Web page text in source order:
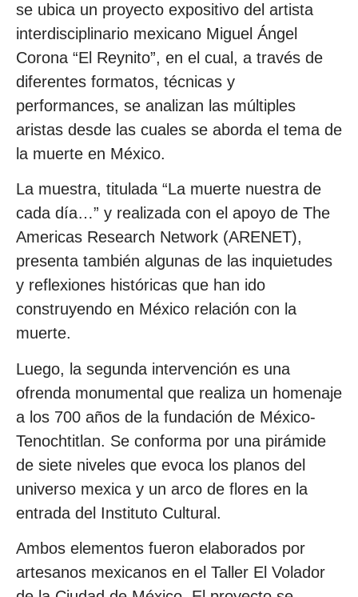
se ubica un proyecto expositivo del artista
interdisciplinario mexicano Miguel Ángel
Corona “El Reynito”, en el cual, a través de
diferentes formatos, técnicas y
performances, se analizan las múltiples
aristas desde las cuales se aborda el tema de
la muerte en México.
La muestra, titulada “La muerte nuestra de
cada día…” y realizada con el apoyo de The
Americas Research Network (ARENET),
presenta también algunas de las inquietudes
y reflexiones históricas que han ido
construyendo en México relación con la
muerte.
Luego, la segunda intervención es una
ofrenda monumental que realiza un homenaje
a los 700 años de la fundación de México-
Tenochtitlan. Se conforma por una pirámide
de siete niveles que evoca los planos del
universo mexica y un arco de flores en la
entrada del Instituto Cultural.
Ambos elementos fueron elaborados por
artesanos mexicanos en el Taller El Volador